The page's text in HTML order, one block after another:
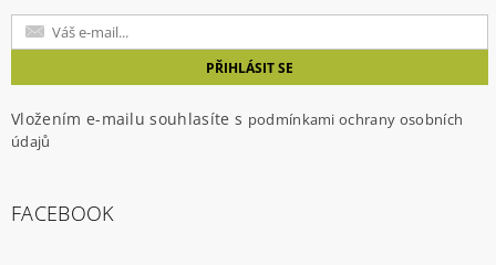
Vložením e-mailu souhlasíte s podmínkami ochrany osobních
údajů
FACEBOOK